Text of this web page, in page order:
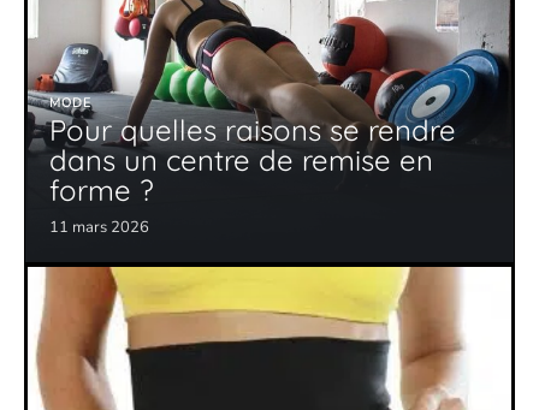
MODE
Pour quelles raisons se rendre
dans un centre de remise en
forme ?
11 mars 2026